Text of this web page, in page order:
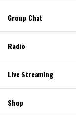
Group Chat
Radio
Live Streaming
Shop